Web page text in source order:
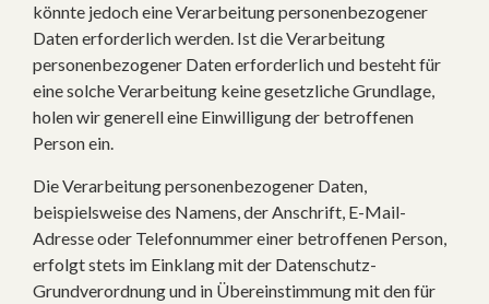
könnte jedoch eine Verarbeitung personenbezogener
Daten erforderlich werden. Ist die Verarbeitung
personenbezogener Daten erforderlich und besteht für
eine solche Verarbeitung keine gesetzliche Grundlage,
holen wir generell eine Einwilligung der betroffenen
Person ein.
Die Verarbeitung personenbezogener Daten,
beispielsweise des Namens, der Anschrift, E-Mail-
Adresse oder Telefonnummer einer betroffenen Person,
erfolgt stets im Einklang mit der Datenschutz-
Grundverordnung und in Übereinstimmung mit den für